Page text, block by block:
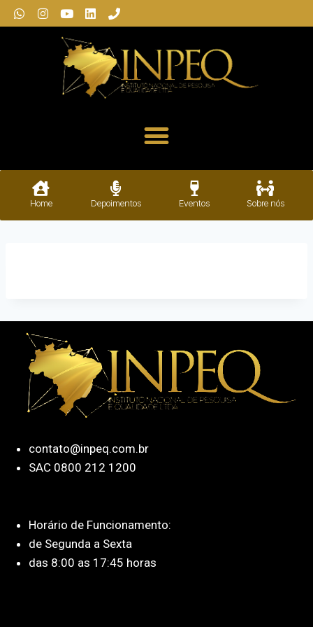
Home Depoimentos Eventos Sobre nós
contato@inpeq.com.br
SAC 0800 212 1200
Horário de Funcionamento:
de Segunda a Sexta
das 8:00 as 17:45 horas